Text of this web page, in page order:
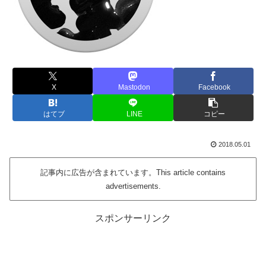
X Mastodon Facebook
はてブ LINE コピー
2018.05.01
記事内に広告が含まれています。This article contains
advertisements.
スポンサーリンク